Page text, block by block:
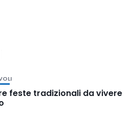
feste tradizionali da vivere